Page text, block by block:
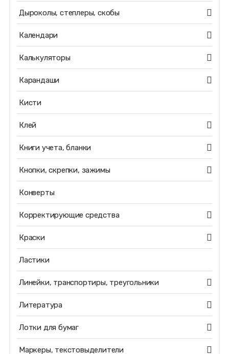
Дыроколы, степлеры, скобы
Календари
Калькуляторы
Карандаши
Кисти
Клей
Книги учета, бланки
Кнопки, скрепки, зажимы
Конверты
Корректирующие средства
Краски
Ластики
Линейки, транспортиры, треугольники
Литература
Лотки для бумаг
Маркеры, текстовыделители